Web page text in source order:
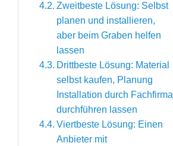
Zweitbeste Lösung: Selbst
planen und installieren,
aber beim Graben helfen
lassen
Drittbeste Lösung: Material
selbst kaufen, Planung
Installation durch Fachfirma
durchführen lassen
Viertbeste Lösung: Einen
Anbieter mit